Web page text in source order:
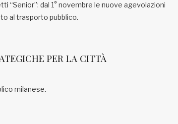
dal 1° novembre le nuove agevolazioni
al trasporto pubblico.
PER LA CITTÀ
milanese.